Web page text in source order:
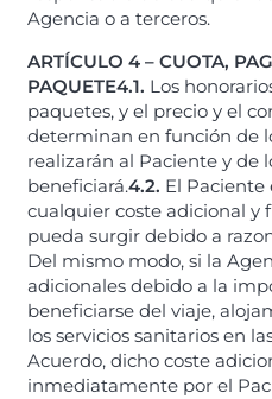
Agencia o a terceros.
ARTÍCULO 4 – CUOTA,
PAQUETE4.1. Los
paquetes, y el precio y el
determinan en función de
realizarán al Paciente y de
beneficiará.4.2. El Paciente
cualquier coste adicional y
pueda surgir debido a
Del mismo modo, si la
adicionales debido a la
beneficiarse del viaje,
los servicios sanitarios en
Acuerdo, dicho coste
inmediatamente por el